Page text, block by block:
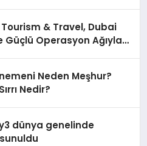
& Travel, Dubai
Güçlü Operasyon Ağıyla
Neden Meşhur?
Nedir?
dünya genelinde